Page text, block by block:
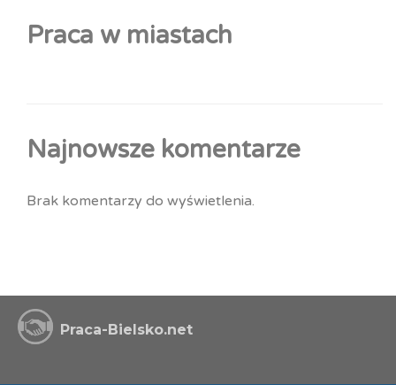
Praca w miastach
Najnowsze komentarze
Brak komentarzy do wyświetlenia.
Praca-Bielsko.net